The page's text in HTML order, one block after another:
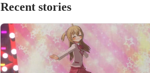
Recent stories